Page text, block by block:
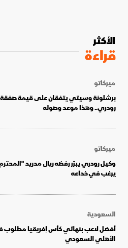
الأكثر
قراءة
ميركاتو
برشلونة وسيتي يتفقان على قيمة صفقة
رودري.. وهذا موعد وصوله
ميركاتو
وكيل رودري يبرّر رفضه ريال مدريد
يرغب في خداعه
السعودية
أفضل لاعب بنهائي كأس إفريقيا
الأهلي السعودي